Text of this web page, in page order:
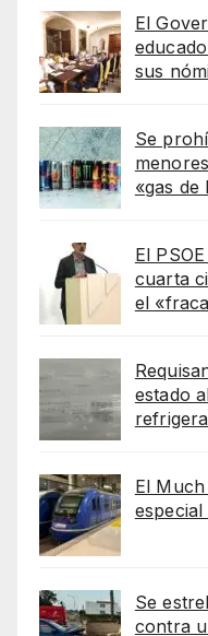
El
sus
Se
«gas de
El
cuarta
el
estado
El
Se
contra